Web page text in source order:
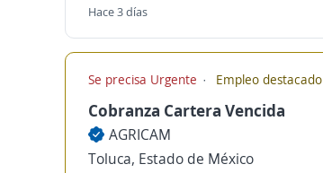
Hace 3 días
Se precisa Urgente Empleo destacado
Cobranza Cartera Vencida
AGRICAM
Toluca, Estado de México